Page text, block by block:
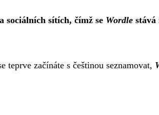
sociálních sítích, čímž se Wordle
začínáte s češtinou seznamovat,